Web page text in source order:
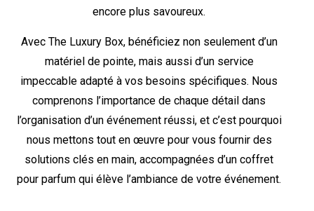
encore plus savoureux.
Avec The Luxury Box, bénéficiez non seulement d’un
matériel de pointe, mais aussi d’un service
impeccable adapté à vos besoins spécifiques. Nous
comprenons l’importance de chaque détail dans
l’organisation d’un événement réussi, et c’est pourquoi
nous mettons tout en œuvre pour vous fournir des
solutions clés en main, accompagnées d’un coffret
pour parfum qui élève l’ambiance de votre événement.